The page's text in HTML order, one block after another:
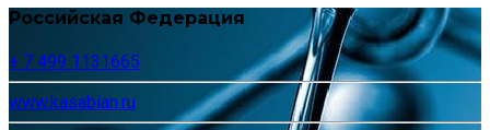
Российская Федерация
+ 7 499 1131665
www.kasabian.ru